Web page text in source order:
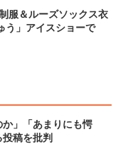
服＆ルーズソックス衣
」アイスショーで
」「あまりにも愕
稿を批判